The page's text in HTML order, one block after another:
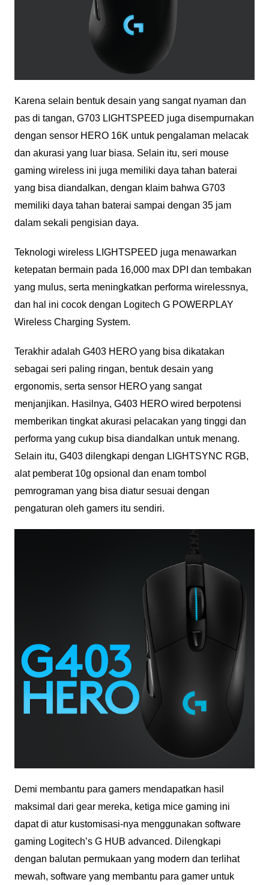
Karena selain bentuk desain yang sangat nyaman dan
pas di tangan, G703 LIGHTSPEED juga disempurnakan
dengan sensor HERO 16K untuk pengalaman melacak
dan akurasi yang luar biasa. Selain itu, seri mouse
gaming wireless ini juga memiliki daya tahan baterai
yang bisa diandalkan, dengan klaim bahwa G703
memiliki daya tahan baterai sampai dengan 35 jam
dalam sekali pengisian daya.
Teknologi wireless LIGHTSPEED juga menawarkan
ketepatan bermain pada 16,000 max DPI dan tembakan
yang mulus, serta meningkatkan performa wirelessnya,
dan hal ini cocok dengan Logitech G POWERPLAY
Wireless Charging System.
Terakhir adalah G403 HERO yang bisa dikatakan
sebagai seri paling ringan, bentuk desain yang
ergonomis, serta sensor HERO yang sangat
menjanjikan. Hasilnya, G403 HERO wired berpotensi
memberikan tingkat akurasi pelacakan yang tinggi dan
performa yang cukup bisa diandalkan untuk menang.
Selain itu, G403 dilengkapi dengan LIGHTSYNC RGB,
alat pemberat 10g opsional dan enam tombol
pemrograman yang bisa diatur sesuai dengan
pengaturan oleh gamers itu sendiri.
Demi membantu para gamers mendapatkan hasil
maksimal dari gear mereka, ketiga mice gaming ini
dapat di atur kustomisasi-nya menggunakan software
gaming Logitech’s G HUB advanced. Dilengkapi
dengan balutan permukaan yang modern dan terlihat
mewah, software yang membantu para gamer untuk